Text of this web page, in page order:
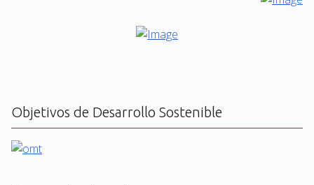
Objetivos de Desarrollo Sostenible